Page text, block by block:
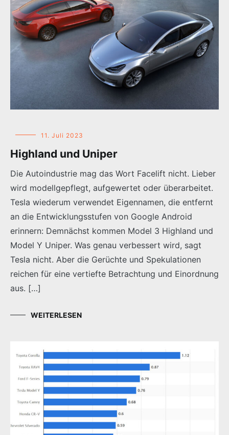
11. Juli 2023
Highland und Uniper
Die Autoindustrie mag das Wort Facelift nicht. Lieber
wird modellgepflegt, aufgewertet oder überarbeitet.
Tesla wiederum verwendet Eigennamen, die entfernt
an die Entwicklungsstufen von Google Android
erinnern: Demnächst kommen Model 3 Highland und
Model Y Uniper. Was genau verbessert wird, sagt
Tesla nicht. Aber die Gerüchte und Spekulationen
reichen für eine vertiefte Betrachtung und Einordnung
aus. […]
WEITERLESEN